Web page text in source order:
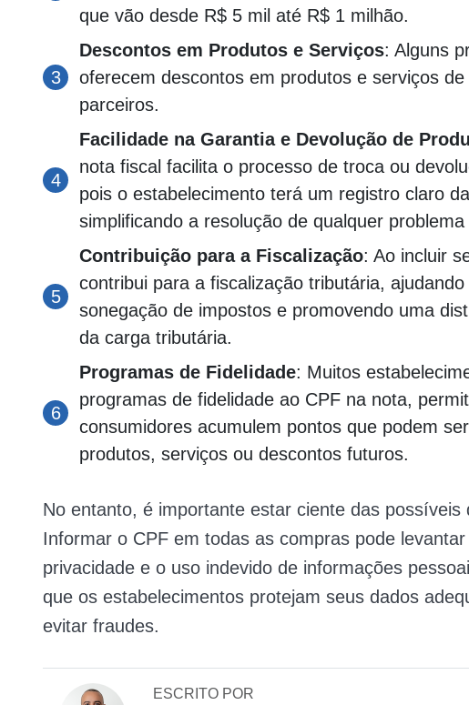
que vão desde R$ 5 mil até R$ 1 milhão.
Descontos em Produtos e Serviços: Alguns
oferecem descontos em produtos e serviços
parceiros.
Facilidade na Garantia e Devolução de
nota fiscal facilita o processo de troca ou
pois o estabelecimento terá um registro claro
simplificando a resolução de qualquer
Contribuição para a Fiscalização: Ao incluir
contribui para a fiscalização tributária,
sonegação de impostos e promovendo uma
da carga tributária.
Programas de Fidelidade: Muitos
programas de fidelidade ao CPF na nota,
consumidores acumulem pontos que podem
produtos, serviços ou descontos futuros​.
No entanto, é importante estar ciente das possíveis
Informar o CPF em todas as compras pode
privacidade e o uso indevido de informações
que os estabelecimentos protejam seus dados
evitar fraudes​.
ESCRITO POR